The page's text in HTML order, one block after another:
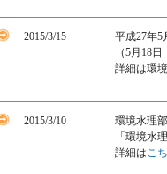
2015/3/15
平成27年5
（5月18
詳細は環
2015/3/10
環境水理
「環境水
詳細はこ